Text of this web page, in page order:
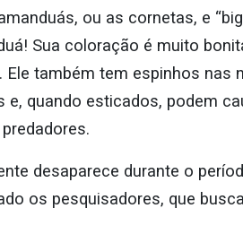
ou as cornetas, e
Sua coloração é muito
também tem espinhos nas
quando esticados, podem
desaparece durante o
os pesquisadores, que